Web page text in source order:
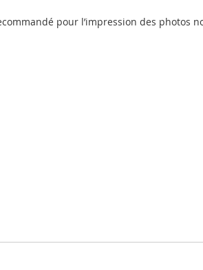
pour l’impression des photos